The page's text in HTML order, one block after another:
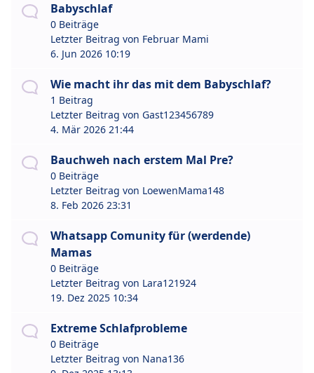
Babyschlaf
0 Beiträge
Letzter Beitrag von Februar Mami
6. Jun 2026 10:19
Wie macht ihr das mit dem Babyschlaf?
1 Beitrag
Letzter Beitrag von Gast123456789
4. Mär 2026 21:44
Bauchweh nach erstem Mal Pre?
0 Beiträge
Letzter Beitrag von LoewenMama148
8. Feb 2026 23:31
Whatsapp Comunity für (werdende)
Mamas
0 Beiträge
Letzter Beitrag von Lara121924
19. Dez 2025 10:34
Extreme Schlafprobleme
0 Beiträge
Letzter Beitrag von Nana136